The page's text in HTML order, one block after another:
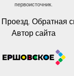
первоисточник.
Проезд. Обратная
Автор сайта